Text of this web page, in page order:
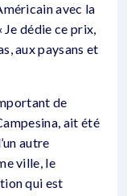
avec la
dédie ce prix,
aux paysans et
de
ait été
autre
ville, le
qui est